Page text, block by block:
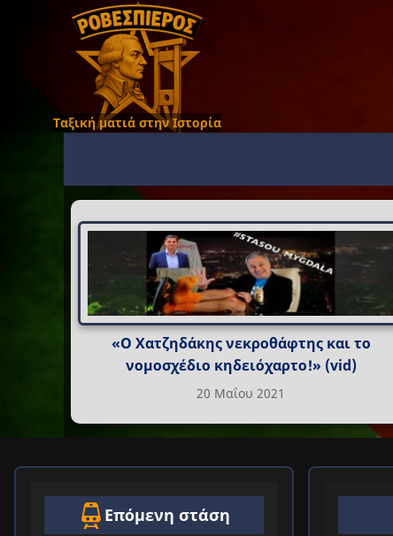
Ταξική ματιά στην Ιστορία
«Ο Χατζηδάκης νεκροθάφτης και το
νομοσχέδιο κηδειόχαρτο!» (vid)
20 Μαΐου 2021
Επόμενη στάση